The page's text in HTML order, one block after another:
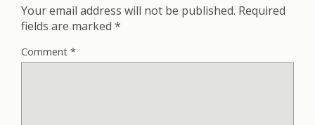
Your email address will not be published. Required
fields are marked *
Comment *